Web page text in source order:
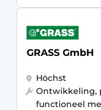
GRASS GmbH
Höchst
Ontwikkeling,
functioneel